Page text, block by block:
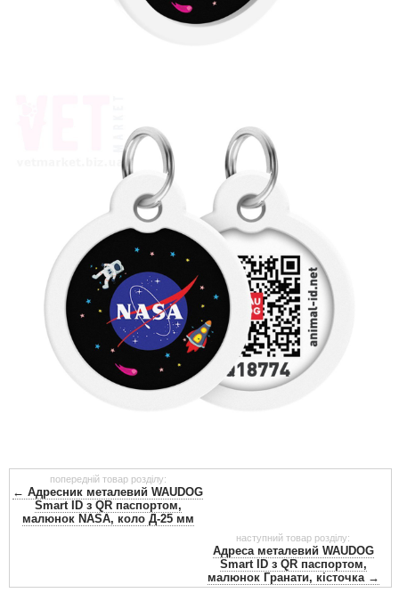
попередній товар розділу:
← Адресник металевий WAUDOG
Smart ID з QR паспортом,
малюнок NASA, коло Д-25 мм
наступний товар розділу:
Адреса металевий WAUDOG
Smart ID з QR паспортом,
малюнок Гранати, кісточка →